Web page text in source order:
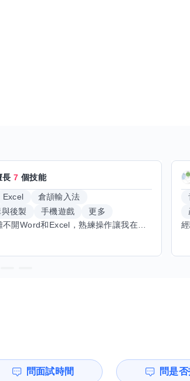
長7 個技能
Excel
倉頡輸入法
後製
手機遊戲
更多
平時工作離不開Word和Excel，熟練操作讓我在文件整理和數據處理上都得心應手，還能用倉頡輸入法快速打字。近期想挑戰英文學習，希望能透過交換技能一起進步！如果你英文流利，需要中文或電腦技巧輔助，歡迎找我搭檔，咱們一起歡樂學習，互相激勵，成為彼此的學習小夥伴！
問面試時間 問是